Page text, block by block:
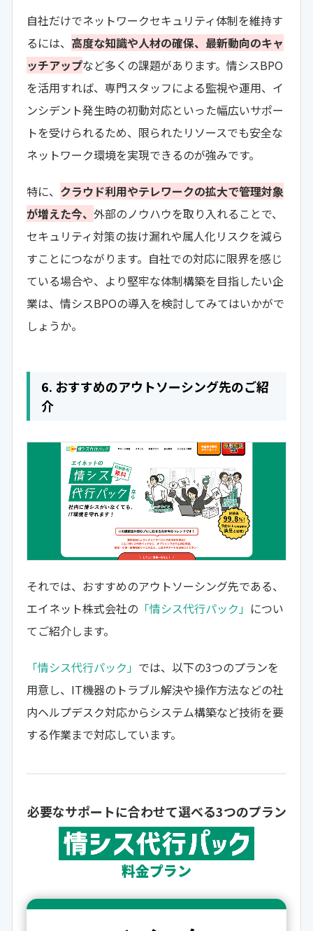
自社だけでネットワークセキュリティ体制を維持す
るには、 高度な知識や人材の確保、最新動向のキャ
ッチアップなど多くの課題があります。情シスBPO
を活用すれば、専門スタッフによる監視や運用、イ
ンシデント発生時の初動対応といった幅広いサポー
トを受けられるため、限られたリソースでも安全な
ネットワーク環境を実現できるのが強みです。
特に、 クラウド利用やテレワークの拡大で管理対象
が増えた今、 外部のノウハウを取り入れることで、
セキュリティ対策の抜け漏れや属人化リスクを減ら
すことにつながります。自社での対応に限界を感じ
ている場合や、より堅牢な体制構築を目指したい企
業は、情シスBPOの導入を検討してみてはいかがで
しょうか。
6. おすすめのアウトソーシング先のご紹
介
それでは、おすすめのアウトソーシング先である、
エイネット株式会社の 「情シス代行パック」 につい
てご紹介します。
「情シス代行パック」 では、以下の3つのプランを
用意し、IT機器のトラブル解決や操作方法などの社
内ヘルプデスク対応からシステム構築など技術を要
する作業まで対応しています。
必要なサポートに合わせて選べる3つのプラン
料金プラン
※表示は全て税抜価格です。